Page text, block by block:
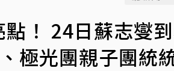
點！ 24日蘇志燮
極光團親子團統